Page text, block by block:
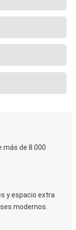
más de 8.000
y espacio extra
modernos.